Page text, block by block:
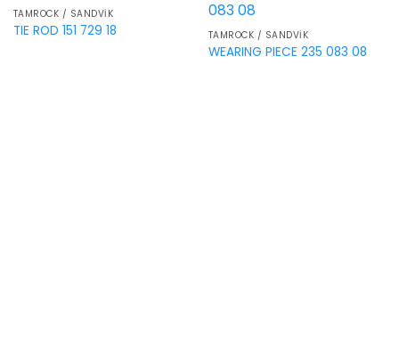
TAMROCK / SANDVIK
TIE ROD 151 729 18 TAMROCK / SANDVIK
WEARING PIECE 235 083 08